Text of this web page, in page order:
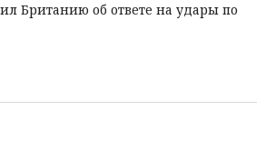
Британию об ответе на удары по